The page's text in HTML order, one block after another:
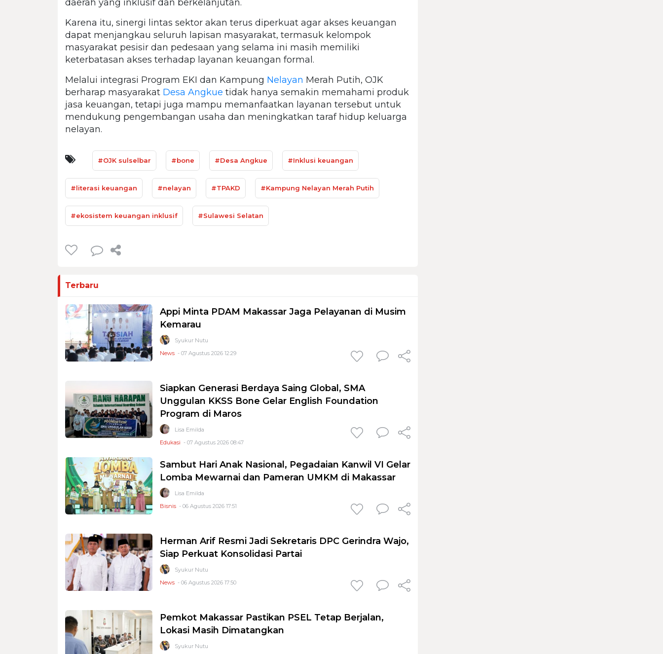
daerah yang inklusif dan berkelanjutan.
Karena itu, sinergi lintas sektor akan terus diperkuat agar akses keuangan
dapat menjangkau seluruh lapisan masyarakat, termasuk kelompok
masyarakat pesisir dan pedesaan yang selama ini masih memiliki
keterbatasan akses terhadap layanan keuangan formal.
Melalui integrasi Program EKI dan Kampung Nelayan Merah Putih, OJK
berharap masyarakat Desa Angkue tidak hanya semakin memahami produk
jasa keuangan, tetapi juga mampu memanfaatkan layanan tersebut untuk
mendukung pengembangan usaha dan meningkatkan taraf hidup keluarga
nelayan.
#OJK sulselbar #bone #Desa Angkue #Inklusi keuangan
#literasi keuangan #nelayan #TPAKD #Kampung Nelayan Merah Putih
#ekosistem keuangan inklusif #Sulawesi Selatan
Terbaru
Appi Minta PDAM Makassar Jaga Pelayanan di Musim
Kemarau
Syukur Nutu
News - 07 Agustus 2026 12:29
Siapkan Generasi Berdaya Saing Global, SMA
Unggulan KKSS Bone Gelar English Foundation
Program di Maros
Lisa Emilda
Edukasi - 07 Agustus 2026 08:47
Sambut Hari Anak Nasional, Pegadaian Kanwil VI Gelar
Lomba Mewarnai dan Pameran UMKM di Makassar
Lisa Emilda
Bisnis - 06 Agustus 2026 17:51
Herman Arif Resmi Jadi Sekretaris DPC Gerindra Wajo,
Siap Perkuat Konsolidasi Partai
Syukur Nutu
News - 06 Agustus 2026 17:50
Pemkot Makassar Pastikan PSEL Tetap Berjalan,
Lokasi Masih Dimatangkan
Syukur Nutu